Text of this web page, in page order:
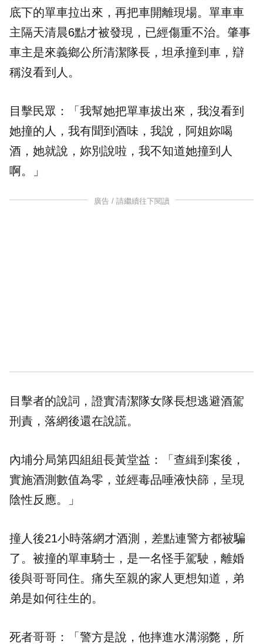
底下的單車拉出來，再把車開離現場。單車車
主隔天清晨6點才被發現，已經傷重不治。肇事
車主是來義鄉公所清潔隊長，坦承撞到車，辯
稱沒看到人。
目擊民眾：「我幫她把單車拔出來，我沒看到
她撞的人，我有聞到酒味，我說，阿姐妳喝
酒，她就說，妳別說啦，我不知道她撞到人
啊。」
廣告 / 請繼續往下閱讀
目擊者的說詞，證實清潔隊女隊長想逃避酒駕
刑責，落網後還在說謊。
內埔分局第四組組長黃堂益：「查緝到案後，
實施酒測數值為零，並經毒品唾液快篩，呈現
陰性反應。」
撞人後21小時落網才酒測，差點連警方都被騙
了。被撞的單車騎士，是一名怪手駕駛，離婚
後與哥哥同住。痛失至親的家人更想知道，弟
弟是如何往生的。
死者哥哥：「警方是說，他摔進水溝溺斃，所